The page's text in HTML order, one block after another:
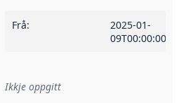
Frå:
2025-01-
09T00:00:00Z
til ei implementeringsregel eller
Ikkje oppgitt